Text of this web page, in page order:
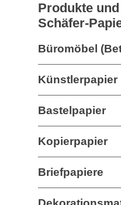
Produkte
Schäfer-
Büromöbel
Künstlerpapier
Bastelpapier
Kopierpapier
Briefpapiere